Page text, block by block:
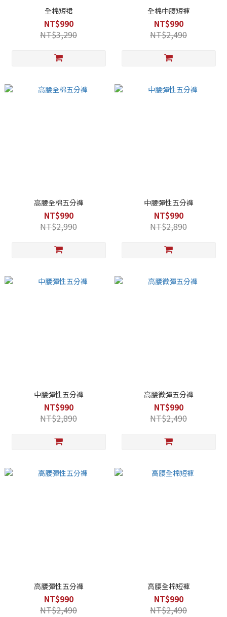
全棉短裙
NT$990
NT$3,290
全棉中腰短褲
NT$990
NT$2,490
高腰全棉五分褲
NT$990
NT$2,990
中腰彈性五分褲
NT$990
NT$2,890
中腰彈性五分褲
NT$990
NT$2,890
高腰微彈五分褲
NT$990
NT$2,490
高腰彈性五分褲
NT$990
NT$2,490
高腰全棉短褲
NT$990
NT$2,490